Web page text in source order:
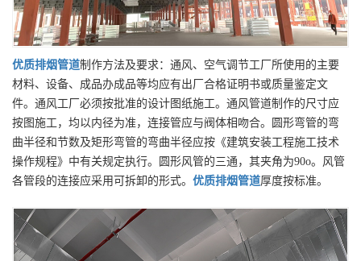
优质排烟管道制作方法及要求：通风、空气调节工厂所使用的主要
材料、设备、成品办成品等均应有出厂合格证明书或质量鉴定文
件。通风工厂必须按批准的设计图纸施工。通风管道制作的尺寸应
按图施工，均以内径为准，连接管应与阀体相吻合。圆形弯管的弯
曲半径和节数及矩形弯管的弯曲半径应按《建筑安装工程施工技术
操作规程》中有关规定执行。圆形风管的三通，其夹角为90o。风管
各管段的连接应采用可拆卸的形式。 优质排烟管道厚度按标准。